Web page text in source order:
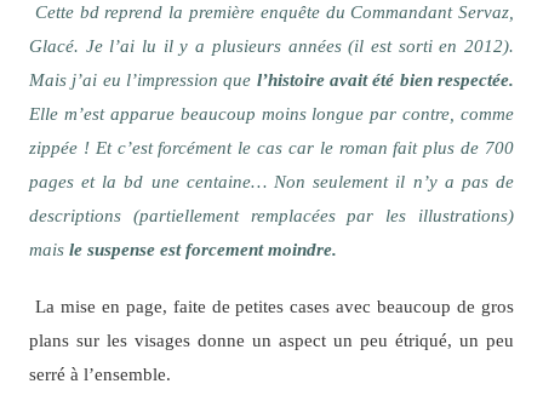
Cette bd reprend la première enquête du Commandant Servaz,
Glacé. Je l’ai lu il y a plusieurs années (il est sorti en 2012).
Mais j’ai eu l’impression que l’histoire avait été bien respectée.
Elle m’est apparue beaucoup moins longue par contre, comme
zippée ! Et c’est forcément le cas car le roman fait plus de 700
pages et la bd une centaine… Non seulement il n’y a pas de
descriptions (partiellement remplacées par les illustrations)
mais le suspense est forcement moindre.
La mise en page, faite de petites cases avec beaucoup de gros
plans sur les visages donne un aspect un peu étriqué, un peu
serré à l’ensemble.